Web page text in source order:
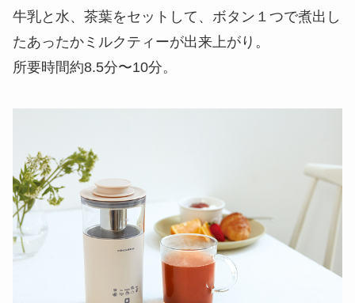
牛乳と水、茶葉をセットして、ボタン１つで煮出し
たあったかミルクティーが出来上がり。
所要時間約8.5分〜10分。